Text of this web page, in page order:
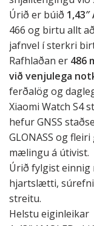
Úrið er búið 1,43″
466 og birtu allt
jafnvel í sterkri
Rafhlaðan er 486
við venjulega
ferðalög og
Xiaomi Watch S4
hefur GNSS
GLONASS og
mælingu á útivist.
Úrið fylgist einnig
hjartslætti,
streitu.
Helstu eiginleikar